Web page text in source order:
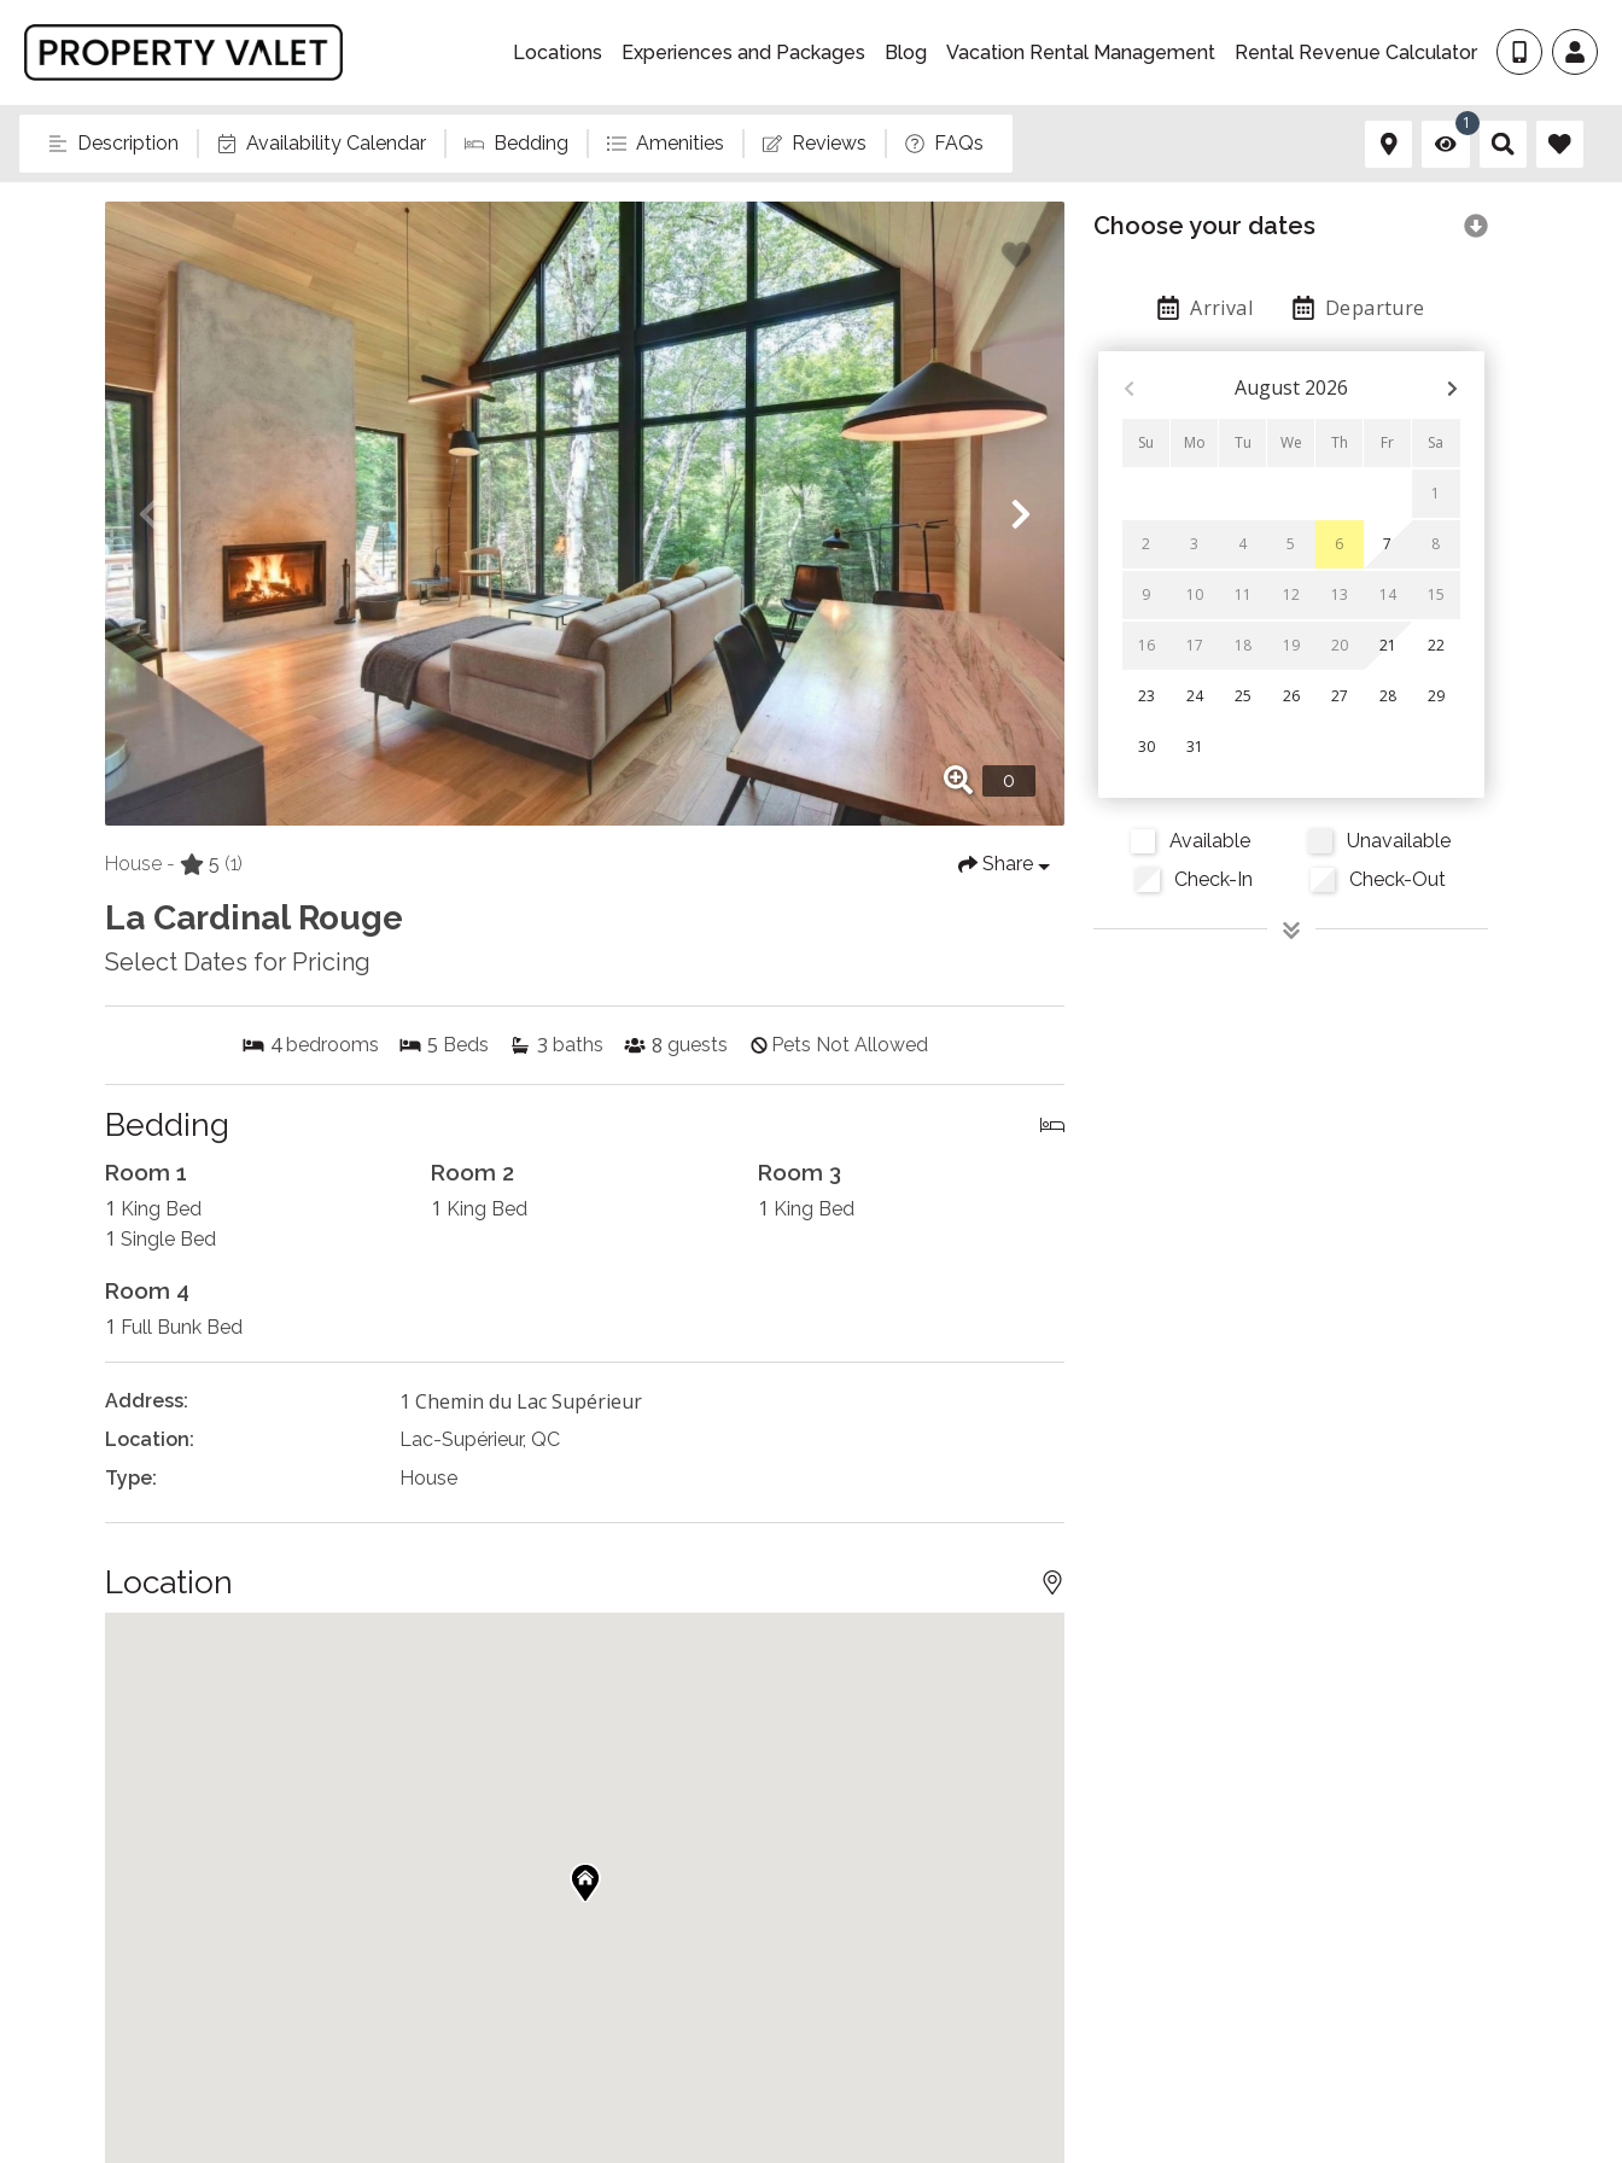
Locations Experiences and Packages Blog Vacation Rental Management Rental Revenue Calculator
Description Availability Calendar Bedding Amenities Reviews FAQs
1
House - 5 (1) Share
La Cardinal Rouge
Select Dates for Pricing
4 bedrooms 5 Beds 3 baths 8 guests Pets Not Allowed
Bedding
Room 1
1 King Bed
1 Single Bed
Room 2
1 King Bed
Room 3
1 King Bed
Room 4
1 Full Bunk Bed
Address: 1 Chemin du Lac Supérieur
Location:
Lac-Supérieur, QC
Type:
House
Location
Choose your dates
Arrival Departure
August 2026
Su Mo Tu We Th Fr Sa
1
2 3 4 5 6 7 8
9 10 11 12 13 14 15
16 17 18 19 20 21 22
23 24 25 26 27 28 29
30 31
Available
Unavailable
Check-In
Check-Out